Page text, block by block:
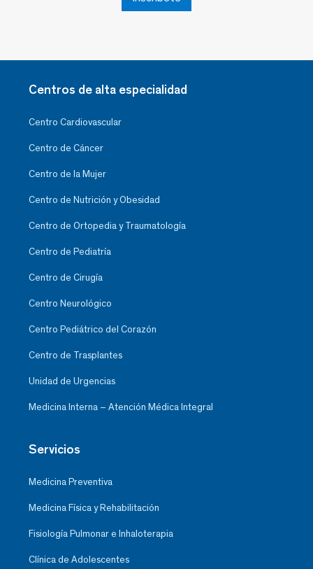
Centros de alta especialidad
Centro Cardiovascular
Centro de Cáncer
Centro de la Mujer
Centro de Nutrición y Obesidad
Centro de Ortopedia y Traumatología
Centro de Pediatría
Centro de Cirugía
Centro Neurológico
Centro Pediátrico del Corazón
Centro de Trasplantes
Unidad de Urgencias
Medicina Interna – Atención Médica Integral
Servicios
Medicina Preventiva
Medicina Física y Rehabilitación
Fisiología Pulmonar e Inhaloterapia
Clínica de Adolescentes